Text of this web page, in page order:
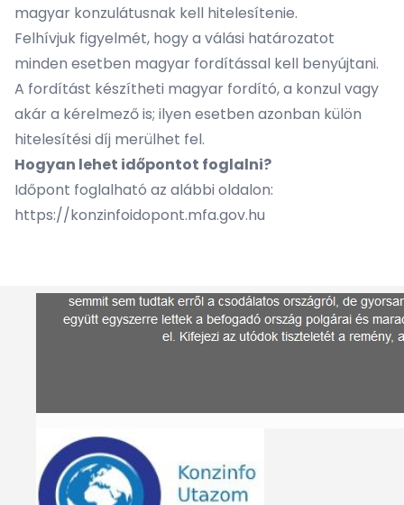
magyar konzulátusnak kell hitelesítenie.
Felhívjuk figyelmét, hogy a válási határozatot
minden esetben magyar fordítással kell benyújtani.
A fordítást készítheti magyar fordító, a konzul vagy
akár a kérelmező is; ilyen esetben azonban külön
hitelesítési díj merülhet fel.
Hogyan lehet időpontot foglalni?
Időpont foglalható az alábbi oldalon:
https://konzinfoidopont.mfa.gov.hu